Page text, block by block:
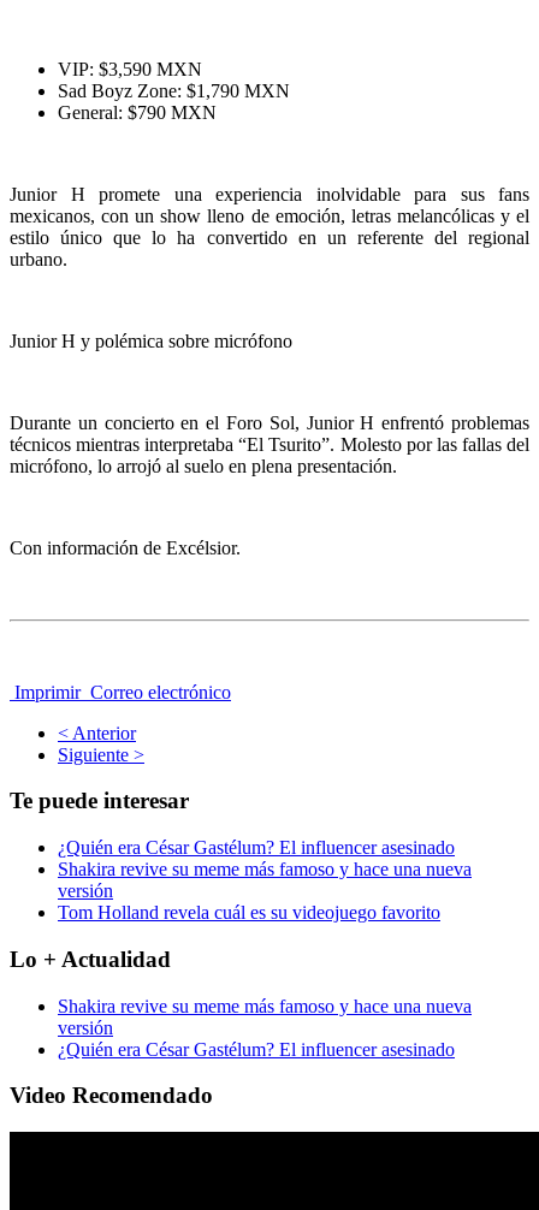
VIP: $3,590 MXN
Sad Boyz Zone: $1,790 MXN
General: $790 MXN
Junior H promete una experiencia inolvidable para sus fans
mexicanos, con un show lleno de emoción, letras melancólicas y el
estilo único que lo ha convertido en un referente del regional
urbano.
Junior H y polémica sobre micrófono
Durante un concierto en el Foro Sol, Junior H enfrentó problemas
técnicos mientras interpretaba “El Tsurito”. Molesto por las fallas del
micrófono, lo arrojó al suelo en plena presentación.
Con información de Excélsior.
Imprimir Correo electrónico
< Anterior
Siguiente >
Te puede interesar
¿Quién era César Gastélum? El influencer asesinado
Shakira revive su meme más famoso y hace una nueva
versión
Tom Holland revela cuál es su videojuego favorito
Lo + Actualidad
Shakira revive su meme más famoso y hace una nueva
versión
¿Quién era César Gastélum? El influencer asesinado
Video Recomendado